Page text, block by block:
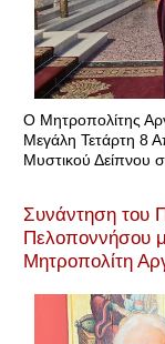
Ο Μητροπολίτης
Μεγάλη Τετάρτη 8
Μυστικού Δείπνου
Συνάντηση του
Πελοποννήσου
Μητροπολίτη